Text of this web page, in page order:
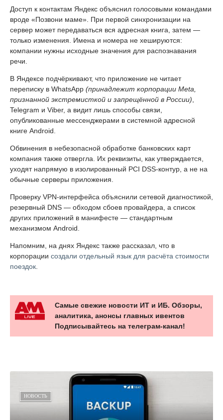
Доступ к контактам Яндекс объяснил голосовыми командами
вроде «Позвони маме». При первой синхронизации на
сервер может передаваться вся адресная книга, затем —
только изменения. Имена и номера не хешируются:
компании нужны исходные значения для распознавания
речи.
В Яндексе подчёркивают, что приложение не читает
переписку в WhatsApp (принадлежит корпорации Meta,
признанной экстремисткой и запрещённой в России)
Telegram и Viber, а видит лишь способы связи,
опубликованные мессенджерами в системной адресной
книге Android.
Обвинения в небезопасной обработке банковских карт
компания также отвергла. Их реквизиты, как утверждается,
уходят напрямую в изолированный PCI DSS-контур, а не на
обычные серверы приложения.
Проверку VPN-интерфейса объяснили сетевой диагностикой,
резервный DNS — обходом сбоев провайдера, а список
других приложений в манифесте — стандартным
механизмом Android.
Напомним, на днях Яндекс также рассказал, что в
корпорации создали отдельный язык для расчёта стоимости
поездок
Самые свежие новости ИТ и ИБ. Обзоры,
аналитика, анонсы главных ивентов
Подписывайтесь на телеграм-канал!
НОВОСТЬ